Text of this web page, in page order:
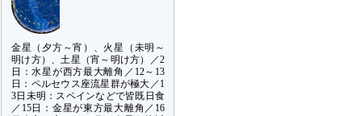
金星（夕方～宵）、火星（未明～
明け方）、土星（宵～明け方）／2
日：水星が西方最大離角／12～13
日：ペルセウス座流星群が極大／1
3日未明：スペインなどで皆既日食
／15日：金星が東方最大離角／16